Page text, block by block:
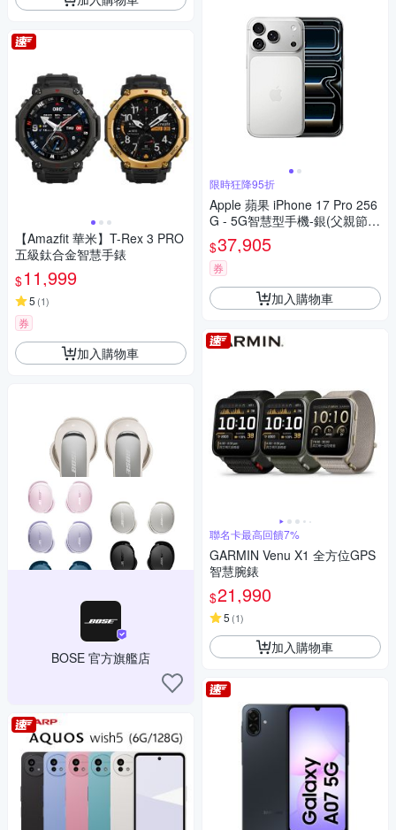
【Amazfit 華米】T-Rex 3 PRO
五級鈦合金智慧手錶
$11,999
5 (1)
券
加入購物車
BOSE 官方旗艦店
限時狂降95折
Apple 蘋果 iPhone 17 Pro 256
G - 5G智慧型手機-銀(父親節限
定)
$37,905
券
加入購物車
聯名卡最高回饋7%
GARMIN Venu X1 全方位GPS
智慧腕錶
$21,990
5 (1)
加入購物車